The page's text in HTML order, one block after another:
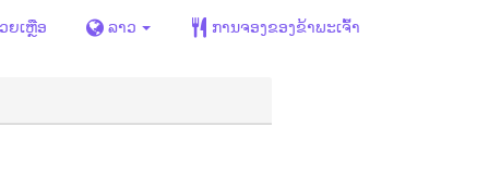
ຍເຫຼືອ ລາວ ການຈອງຂອງຂ້າພະເຈົ້າ